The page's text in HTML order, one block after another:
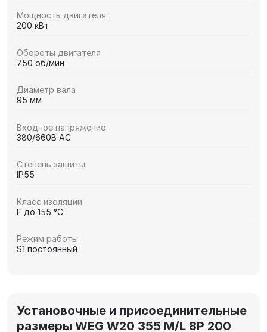
Мощность двигателя
200 кВт
Обороты двигателя
750 об/мин
Диаметр вала
95 мм
Входное напряжение
380/660В AC
Степень защиты
IP55
Класс изоляции
F до 155 °C
Режим работы
S1 постоянный
Установочные и присоединительные
размеры WEG W20 355 M/L 8P 200